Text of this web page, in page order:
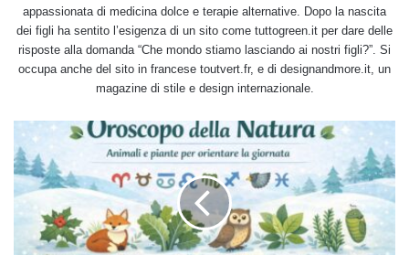
appassionata di medicina dolce e terapie alternative. Dopo la nascita
dei figli ha sentito l’esigenza di un sito come tuttogreen.it per dare delle
risposte alla domanda “Che mondo stiamo lasciando ai nostri figli?”. Si
occupa anche del sito in francese toutvert.fr, e di designandmore.it, un
magazine di stile e design internazionale.
che
pianta
e
animale